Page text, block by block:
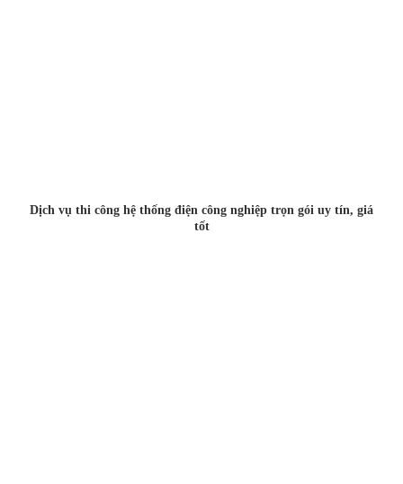
Dịch vụ thi công hệ thống điện công nghiệp trọn gói uy tín, giá
tốt